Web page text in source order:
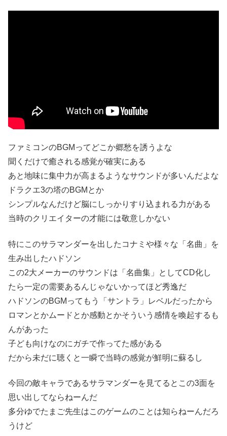
ファミコンのBGMってどこか郷愁を誘うよな
聞くだけで癒される感覚が確実にある
あと地味に集中力が高まるようなサウンドが多いんだよな
ドラクエ3の塔のBGMとか
シンプルなんだけど脳にしっかりすり込まれる力がある
当時のクリエイターの才能には敬意しかない
特にこのサラマンダーを出したコナミや様々な「名曲」を
生み出したハドソン
この2大メーカーのサウンドは「名曲集」としてCD化し
たら一定の需要あるんじゃないかってほど秀逸だ
ハドソンのBGMってもう「サントラ」レベルだったから
ロマンとかムードとか感動とかそういう感情を喚起するも
んがあった
子ども向けなのにガチで作ってた感がある
だから未だに聴くと一瞬で当時の感覚が鮮明に蘇るし
今回の敵キャラであるサラマンダーを見てるとこの3面を
思い出してならねーんだ
多分ゆでたまご先生はこのゲームのことは知らねーんだろ
うけど